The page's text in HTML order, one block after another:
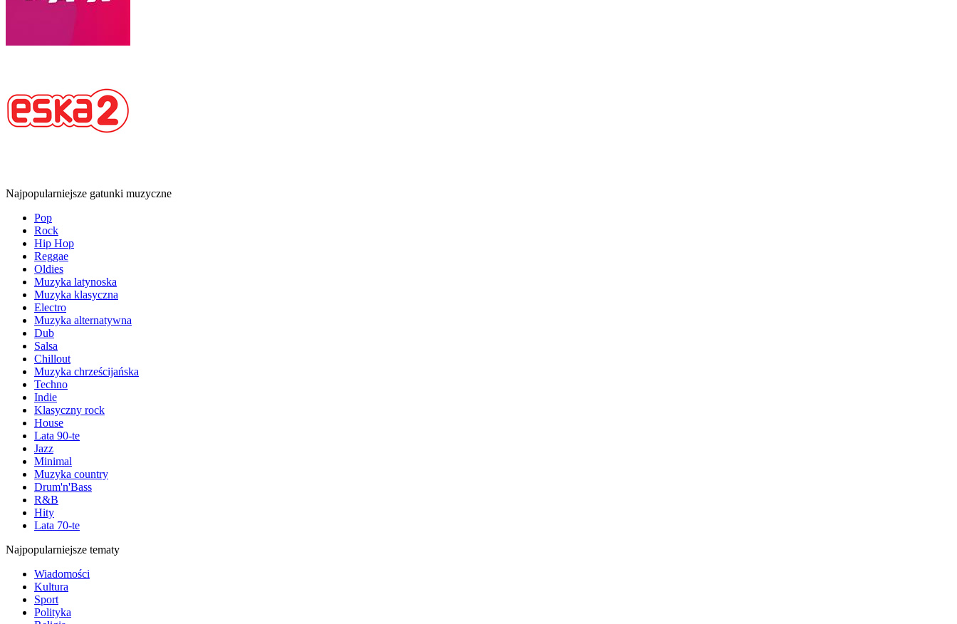
Najpopularniejsze gatunki muzyczne
Pop
Rock
Hip Hop
Reggae
Oldies
Muzyka latynoska
Muzyka klasyczna
Electro
Muzyka alternatywna
Dub
Salsa
Chillout
Muzyka chrześcijańska
Techno
Indie
Klasyczny rock
House
Lata 90-te
Jazz
Minimal
Muzyka country
Drum'n'Bass
R&B
Hity
Lata 70-te
Najpopularniejsze tematy
Wiadomości
Kultura
Sport
Polityka